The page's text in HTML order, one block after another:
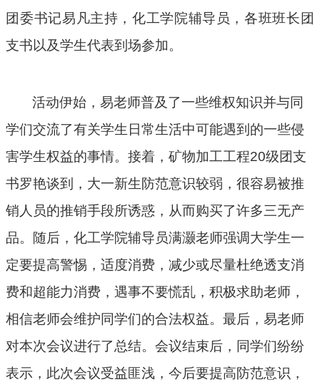
团委书记易凡主持，化工学院辅导员，各班班长团
支书以及学生代表到场参加。
活动伊始，易老师普及了一些维权知识并与同
学们交流了有关学生日常生活中可能遇到的一些侵
害学生权益的事情。接着，矿物加工工程20级团支
书罗艳谈到，大一新生防范意识较弱，很容易被推
销人员的推销手段所诱惑，从而购买了许多三无产
品。随后，化工学院辅导员满灏老师强调大学生一
定要提高警惕，适度消费，减少或尽量杜绝透支消
费和超能力消费，遇事不要慌乱，积极求助老师，
相信老师会维护同学们的合法权益。最后，易老师
对本次会议进行了总结。会议结束后，同学们纷纷
表示，此次会议受益匪浅，今后要提高防范意识，